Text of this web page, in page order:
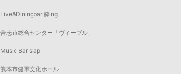
Live&Diningbar 酔ing
合志市総合センター「ヴィーブル」
Music Bar slap
熊本市健軍文化ホール